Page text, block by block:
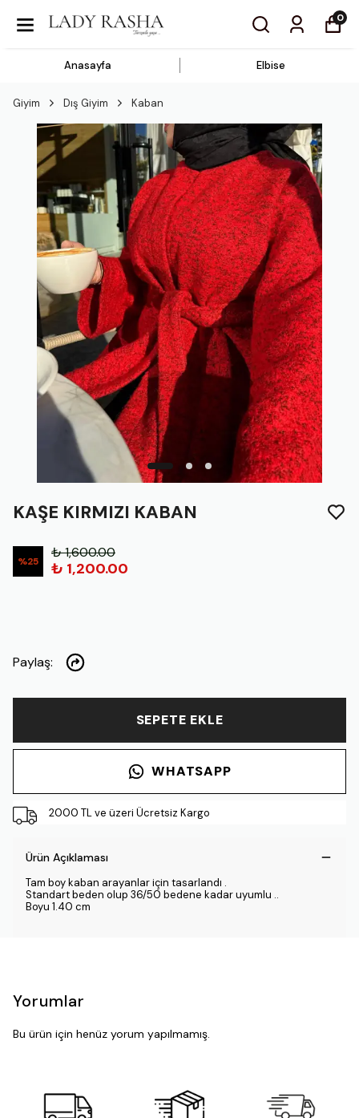
0
Anasayfa Elbise
Giyim Dış Giyim Kaban
KAŞE KIRMIZI KABAN
%25
₺ 1,600.00
₺ 1,200.00
Paylaş:
SEPETE EKLE
WHATSAPP
2000 TL ve üzeri Ücretsiz Kargo
Ürün Açıklaması
Tam boy kaban arayanlar için tasarlandı .
Standart beden olup 36/50 bedene kadar uyumlu ..
Boyu 1.40 cm
Yorumlar
Bu ürün için henüz yorum yapılmamış.